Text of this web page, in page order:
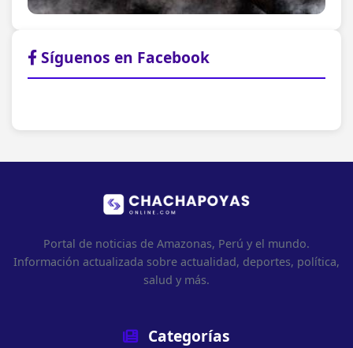
Síguenos en Facebook
Portal de noticias de Amazonas, Perú y el mundo.
Información actualizada sobre actualidad, deportes, política,
salud y más.
Categorías